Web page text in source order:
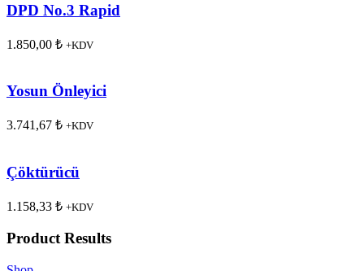
DPD No.3 Rapid
1.850,00 ₺ +KDV
Yosun Önleyici
3.741,67 ₺ +KDV
Çöktürücü
1.158,33 ₺ +KDV
Product Results